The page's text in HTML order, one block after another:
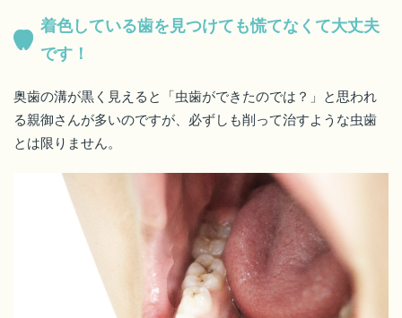
着色している歯を見つけても慌てなくて大丈夫
です！
奥歯の溝が黒く見えると「虫歯ができたのでは？」と思われ
る親御さんが多いのですが、必ずしも削って治すような虫歯
とは限りません。